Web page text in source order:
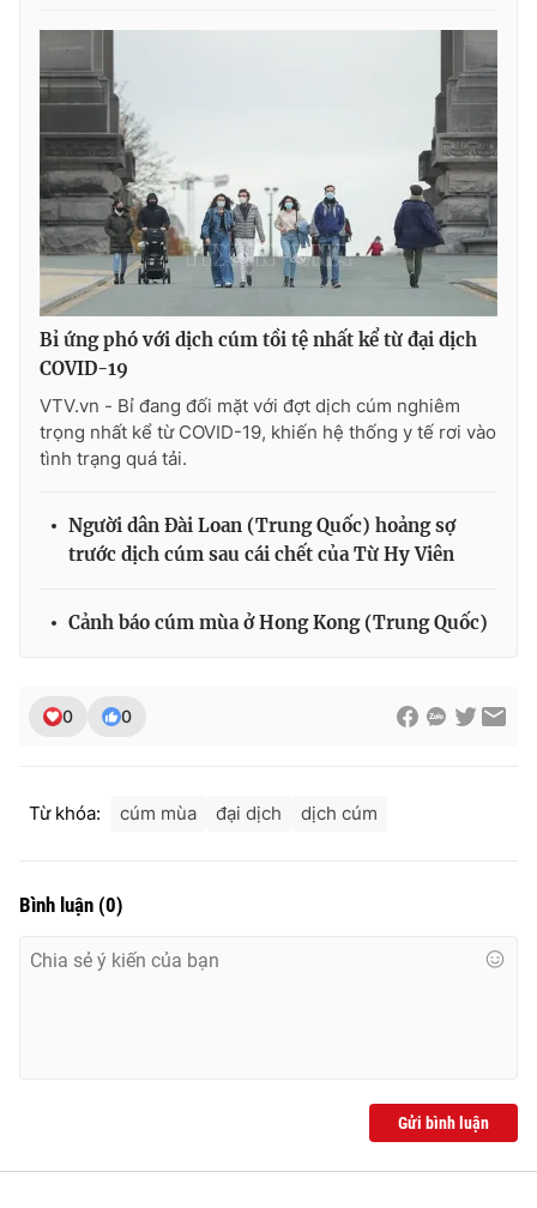
Bỉ ứng phó với dịch cúm tồi tệ nhất kể từ đại dịch
COVID-19
VTV.vn - Bỉ đang đối mặt với đợt dịch cúm nghiêm
trọng nhất kể từ COVID-19, khiến hệ thống y tế rơi vào
tình trạng quá tải.
Người dân Đài Loan (Trung Quốc) hoảng sợ
trước dịch cúm sau cái chết của Từ Hy Viên
Cảnh báo cúm mùa ở Hong Kong (Trung Quốc)
0 0
Từ khóa: cúm mùa đại dịch dịch cúm
Bình luận (0)
Gửi bình luận